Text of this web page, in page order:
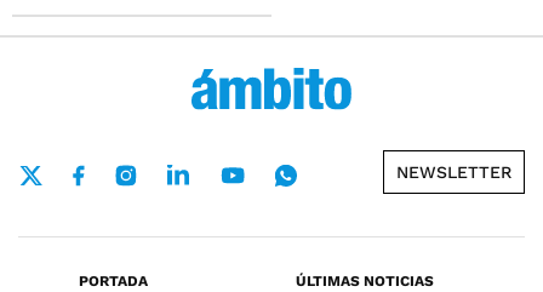
NEWSLETTER
PORTADA
ÚLTIMAS NOTICIAS